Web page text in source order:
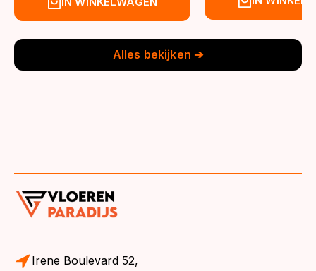
Alles bekijken ➔
Irene Boulevard 52,